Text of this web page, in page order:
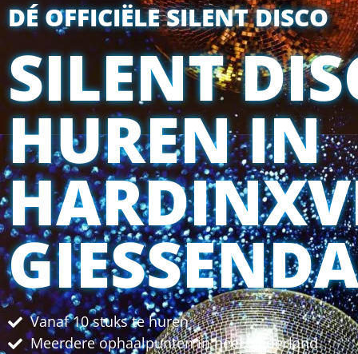
DÉ OFFICIËLE SILENT DISCO
SILENT
HUREN IN
Vanaf 10 stuks te huren
Meerdere ophaalpunten in heel Nederland